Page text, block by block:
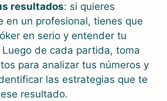
resultados: si quieres
en un profesional, tienes que
en serio y entender tu
Luego de cada partida, toma
para analizar tus números y
las estrategias que te
resultado.